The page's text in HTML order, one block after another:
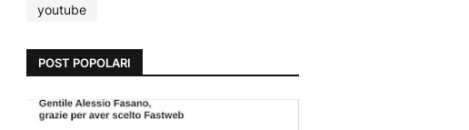
youtube
POST POPOLARI